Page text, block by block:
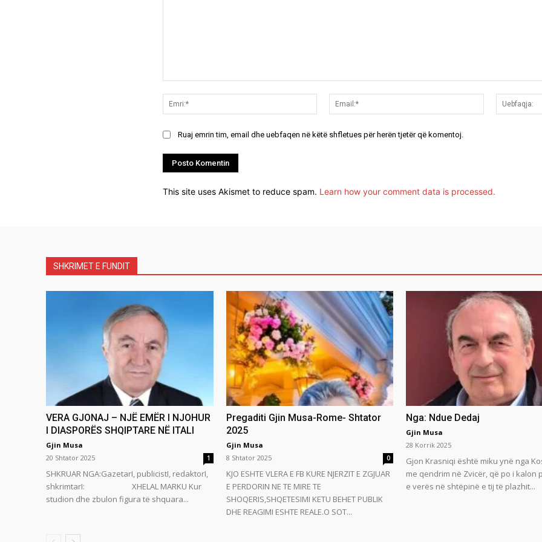
Emri:*
Email:*
Ruaj emrin tim, email dhe uebfaqen në këtë shfletues për herën tjetër që komentoj.
This site uses Akismet to reduce spam. Learn how your comment data is processed.
SHKRIMET E FUNDIT
VERA GJONAJ – NJË EMËR I NJOHUR
I DIASPORËS SHQIPTARE NË ITALI
Gjin Musa
20 Shtator 2025
1
SHKRUAR NGA:GazetarI, publicistI, redaktorI,
shkrimtarI: XHELAL MARKU Kur
studion dhe zbulon figura të shquara...
Pregaditi Gjin Musa-Rome- Shtator
2025
Gjin Musa
8 Shtator 2025
0
KJO ESHTE VLERA E FB KURE NJERZIT E ZGJUAR
E PERDORIN NE TE MIRE TE
SHOQERIS,SHQETESIMI KETU BEHET PUBLIK
DHE REAGIMI ESHTE REALE.O SOT...
Nga: Ndue Dedaj
Gjin Musa
28 Korrik 2025
Gjon Krasniqi është miku ynë nga
me qendrim në Zvicër, që po i kalon
e verës në shtëpinë e tij të plazhit...